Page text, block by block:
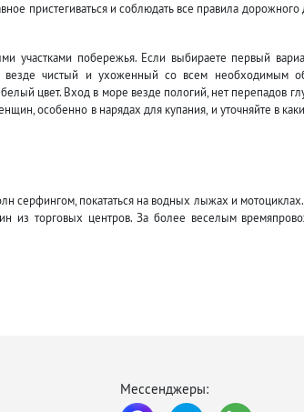
пристегиваться и соблюдать все правила
участками побережья. Если выбираете первый
чистый и ухоженный со всем необходимым
цвет. Вход в море везде пологий, нет перепадов
особенно в нарядах для купания, и уточняйте в
серфингом, покататься на водных лыжах и
из торговых центров. За более веселым
Мессенджеры: